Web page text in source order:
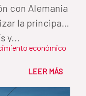
con Alemania
la principal
y...
económico
LEER MÁS